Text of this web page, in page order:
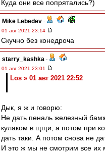
Куда они все попрятались?)
Mike Lebedev -
01 авг 2021 23:14
Скучно без конедроча
starry_kashka -
01 авг 2021 23:01
Los » 01 авг 2021 22:52
Дык, я ж и говорю:
Не дать пеналь железный
кулаком в щщи, а потом при
дать таки. А потом снова не
И это ж мы не смотрим все их